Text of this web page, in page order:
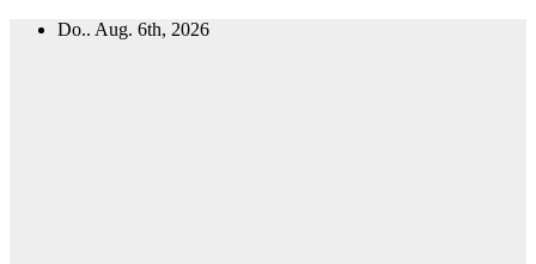
Zum
Do.. Aug. 6th, 2026